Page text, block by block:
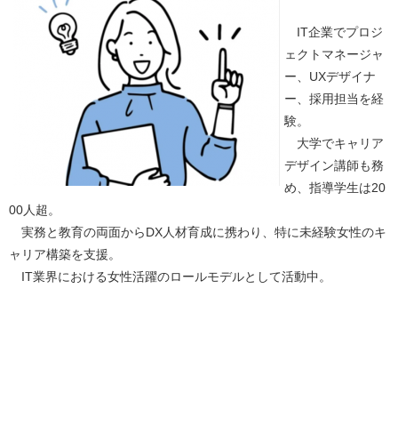
IT企業でプロジ
ェクトマネージャ
ー、UXデザイナ
ー、採用担当を経
験。
大学でキャリア
デザイン講師も務
め、指導学生は20
00人超。
実務と教育の両面からDX人材育成に携わり、特に未経験女性のキ
ャリア構築を支援。
IT業界における女性活躍のロールモデルとして活動中。